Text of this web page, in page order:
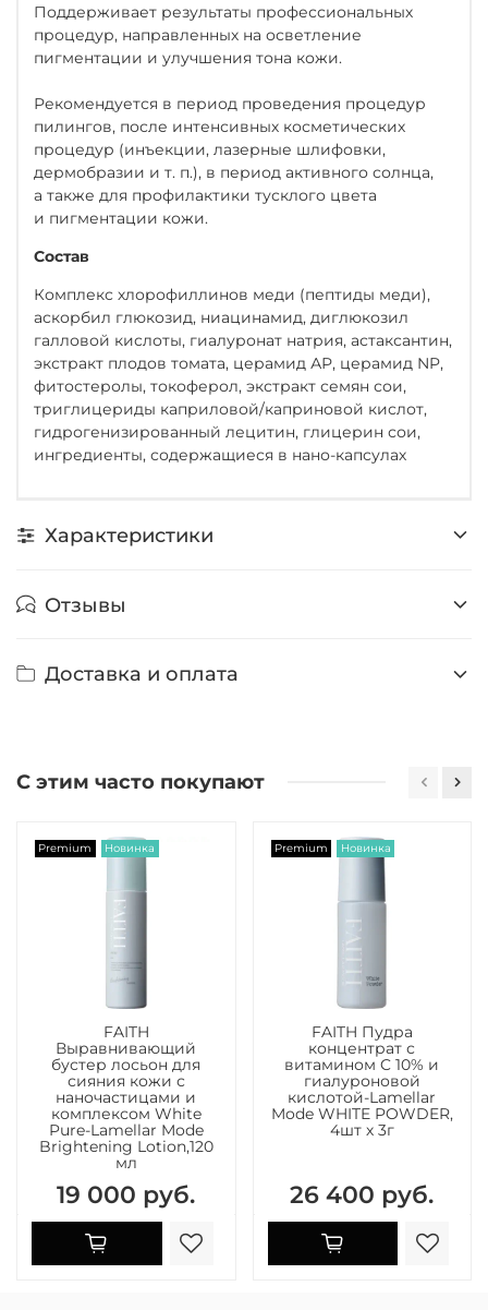
Поддерживает результаты профессиональных
процедур, направленных на осветление
пигментации и улучшения тона кожи.
Рекомендуется в период проведения процедур
пилингов, после интенсивных косметических
процедур (инъекции, лазерные шлифовки,
дермобразии и т. п.), в период активного солнца,
а также для профилактики тусклого цвета
и пигментации кожи.
Состав
Комплекс хлорофиллинов меди (пептиды меди),
аскорбил глюкозид, ниацинамид, диглюкозил
галловой кислоты, гиалуронат натрия, астаксантин,
экстракт плодов томата, церамид АР, церамид NP,
фитостеролы, токоферол, экстракт семян сои,
триглицериды каприловой/каприновой кислот,
гидрогенизированный лецитин, глицерин сои,
ингредиенты, содержащиеся в нано-капсулах
Характеристики
Отзывы
Доставка и оплата
С этим часто покупают
Premium Новинка
FAITH
Выравнивающий
бустер лосьон для
сияния кожи с
наночастицами и
комплексом White
Pure-Lamellar Mode
Brightening Lotion,120
мл
19 000 руб.
Premium Новинка
FAITH Пудра
концентрат с
витамином C 10% и
гиалуроновой
кислотой-Lamellar
Mode WHITE POWDER,
4шт х 3г
26 400 руб.